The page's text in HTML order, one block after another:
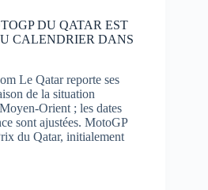
DU QATAR EST
CALENDRIER DANS
Le Qatar reporte ses
de la situation
Orient ; les dates
sont ajustées. MotoGP
du Qatar, initialement